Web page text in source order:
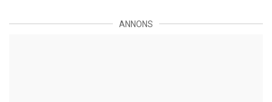
ANNONS